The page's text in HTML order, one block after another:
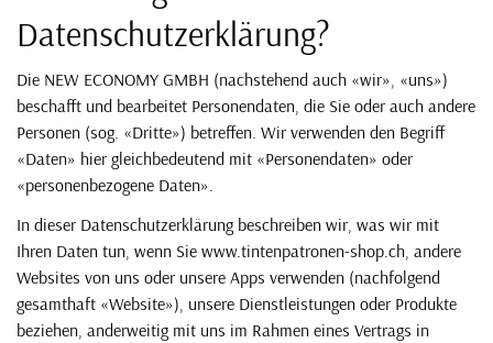
Datenschutzerklärung?
Die NEW ECONOMY GMBH (nachstehend auch «wir», «uns»)
beschafft und bearbeitet Personendaten, die Sie oder auch andere
Personen (sog. «Dritte») betreffen. Wir verwenden den Begriff
«Daten» hier gleichbedeutend mit «Personendaten» oder
«personenbezogene Daten».
In dieser Datenschutzerklärung beschreiben wir, was wir mit
Ihren Daten tun, wenn Sie www.tintenpatronen-shop.ch, andere
Websites von uns oder unsere Apps verwenden (nachfolgend
gesamthaft «Website»), unsere Dienstleistungen oder Produkte
beziehen, anderweitig mit uns im Rahmen eines Vertrags in